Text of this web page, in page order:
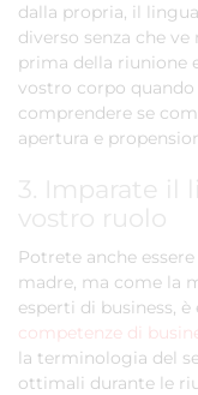
dalla propria, il
diverso senza che
prima della riunione
vostro corpo quando
comprendere se
apertura e
3. Imparate il
vostro ruolo
Potrete anche
madre, ma come la
esperti di business, è
competenze di
la terminologia del
ottimali durante le